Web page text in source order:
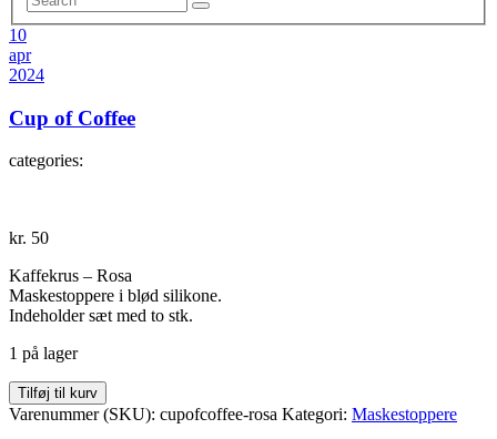
10
apr
2024
Cup of Coffee
categories:
kr. 50
Kaffekrus – Rosa
Maskestoppere i blød silikone.
Indeholder sæt med to stk.
1 på lager
Cup
of
Tilføj til kurv
Varenummer (SKU): cupofcoffee-rosa Kategori: Maskestoppere